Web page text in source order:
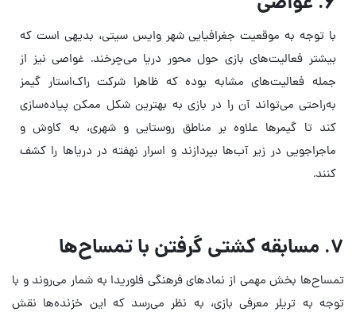
با توجه به موقعیت جغرافیایی شهر وایس سیتی، بدیهی است که
بیشتر فعالیت‌های بازی حول محور دریا می‌چرخند. غواصی نیز از
جمله فعالیت‌های مشابه بوده که ظاهرا شرکت راک‌استار گیمز
به‌راحتی می‌تواند آن را در بازی به بهترین شکل ممکن پیاده‌سازی
کند تا گیمرها علاوه بر مناطق روستایی و شهری، به کاوش و
ماجراجویی در زیر آب‌ها بپردازند و اسرار نهفته در دریاها را کشف
کنند.
۷. مسابقه کشتی گرفتن با تمساح‌ها
تمساح‌ها بخش مهمی از نمادهای فرهنگی فلوریدا به شمار می‌روند و با
توجه به تریلر معرفی بازی، به نظر می‌رسد که این خزنده‌ها نقش